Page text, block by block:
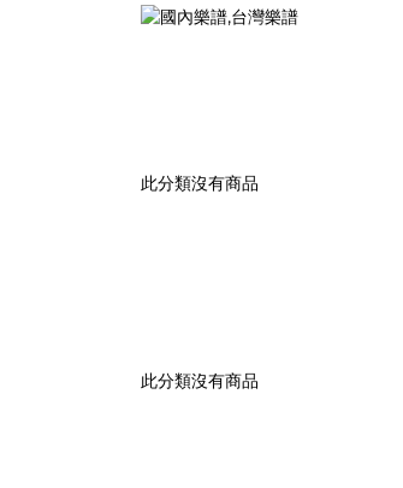
此分類沒有商品
此分類沒有商品